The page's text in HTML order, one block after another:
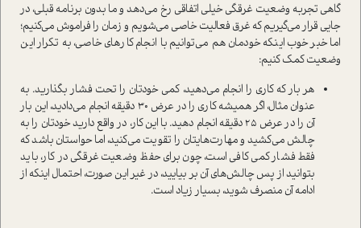
گاهی تجربه وضعیت غرقگی خیلی اتفاقی رخ می‌دهد و ما بدون برنامه قبلی، در
جایی قرار می‌گیریم که غرق فعالیت خاصی می‌شویم و زمان را فراموش می‌کنیم؛
اما خبر خوب اینکه خودمان هم می‌توانیم با انجام کارهای خاصی، به تکرار این
وضعیت کمک کنیم:
هر بار که کاری را انجام می‌دهید، کمی خودتان را تحت فشار بگذارید. به
عنوان مثال، اگر همیشه کاری را در عرض 30 دقیقه انجام می‌دادید، این بار
آن را در عرض 25 دقیقه انجام دهید. با این کار، در واقع دارید خودتان را به
چالش می‌کشید و مهارت‌هایتان را تقویت می‌کنید، اما حواستان باشد که
فقط فشار کمی کافی است، چون برای حفظ وضعیت غرقگی در کار، باید
بتوانید از پس چالش‌های آن بر بیایید، در غیر این صورت، احتمال اینکه از
ادامه آن منصرف شوید، بسیار زیاد است.